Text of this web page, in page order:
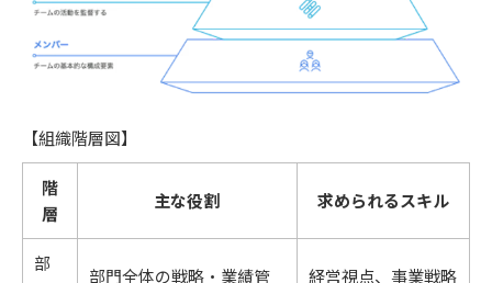
【組織階層図】
階
層
主な役割 求められるスキル
部
部門全体の戦略・業績管 経営視点、事業戦略